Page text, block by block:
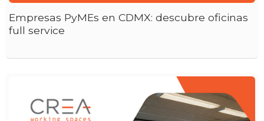
Empresas PyMEs en CDMX: descubre oficinas
full service